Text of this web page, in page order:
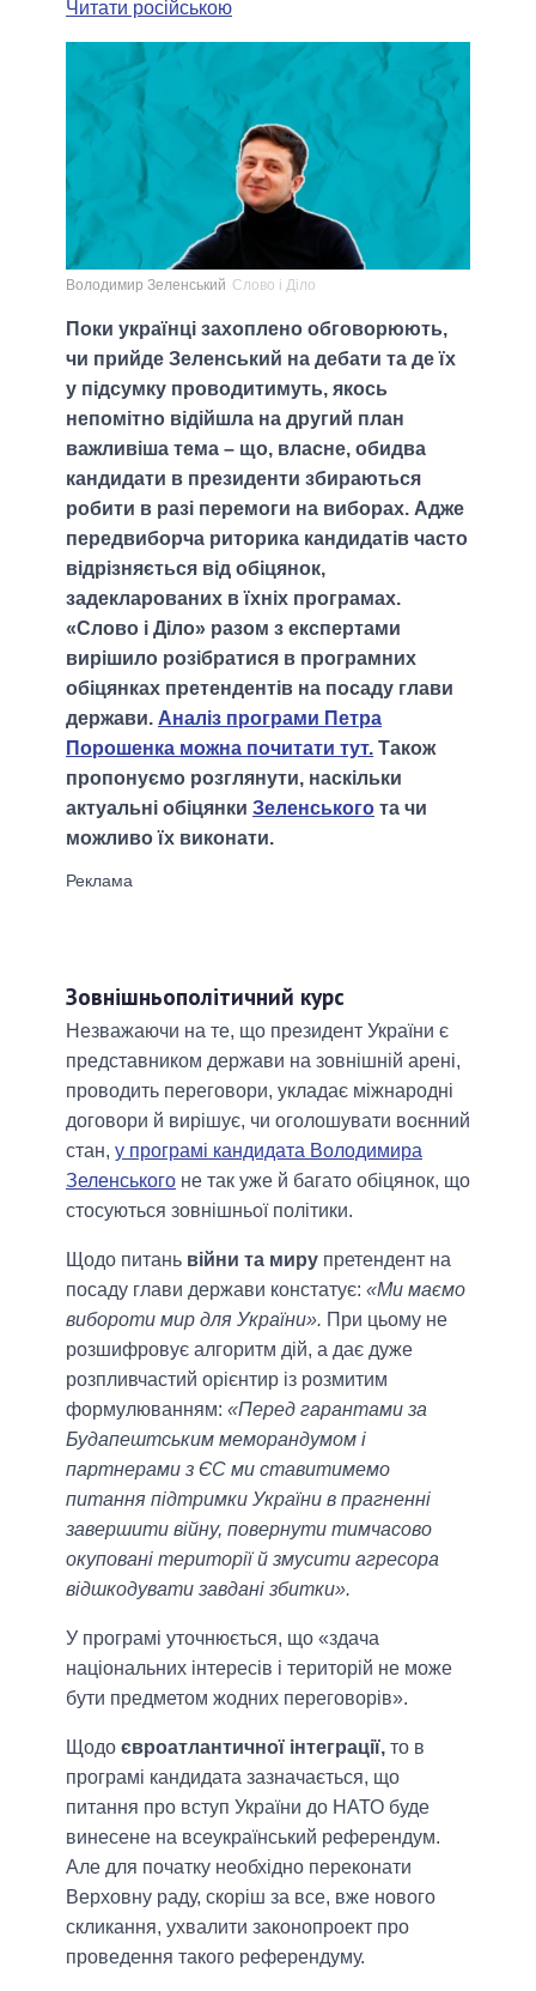
Читати російською
Володимир Зеленський Слово і Діло
Поки українці захоплено обговорюють,
чи прийде Зеленський на дебати та де їх
у підсумку проводитимуть, якось
непомітно відійшла на другий план
важливіша тема – що, власне, обидва
кандидати в президенти збираються
робити в разі перемоги на виборах. Адже
передвиборча риторика кандидатів часто
відрізняється від обіцянок,
задекларованих в їхніх програмах.
«Слово і Діло» разом з експертами
вирішило розібратися в програмних
обіцянках претендентів на посаду глави
держави. Аналіз програми Петра
Порошенка можна почитати тут. Також
пропонуємо розглянути, наскільки
актуальні обіцянки Зеленського та чи
можливо їх виконати.
Зовнішньополітичний курс
Незважаючи на те, що президент України є
представником держави на зовнішній арені,
проводить переговори, укладає міжнародні
договори й вирішує, чи оголошувати воєнний
стан, у програмі кандидата Володимира
Зеленського не так уже й багато обіцянок, що
стосуються зовнішньої політики.
Щодо питань війни та миру претендент на
посаду глави держави констатує: «Ми маємо
вибороти мир для України». При цьому не
розшифровує алгоритм дій, а дає дуже
розпливчастий орієнтир із розмитим
формулюванням: «Перед гарантами за
Будапештським меморандумом і
партнерами з ЄС ми ставитимемо
питання підтримки України в прагненні
завершити війну, повернути тимчасово
окуповані території й змусити агресора
відшкодувати завдані збитки».
У програмі уточнюється, що «здача
національних інтересів і територій не може
бути предметом жодних переговорів».
Щодо євроатлантичної інтеграції, то в
програмі кандидата зазначається, що
питання про вступ України до НАТО буде
винесене на всеукраїнський референдум.
Але для початку необхідно переконати
Верховну раду, скоріш за все, вже нового
скликання, ухвалити законопроект про
проведення такого референдуму.